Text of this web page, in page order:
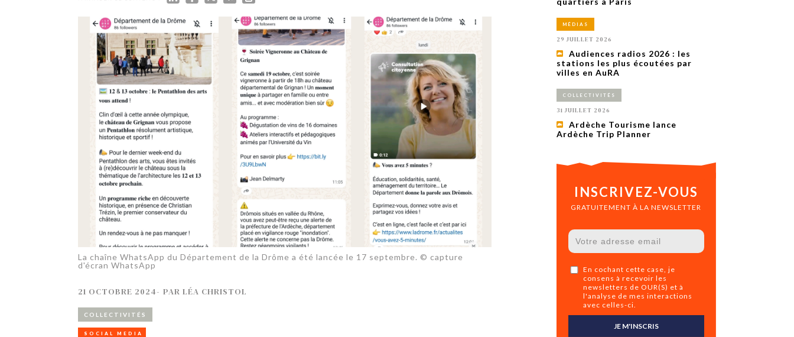
OPINIONS
LA REVUE
ARTICLE
PARTENAIRE
rejoint Sainte-Foy-
lès-Lyon
la déconnexion, en digital et au cinéma.
Alexandra Thizy, sa responsable
marketing et communication, revient sur
la campagne.
M’ABONNER À OURSCOM PENDANT
1 AN
La chaîne WhatsApp du Département de la Drôme a été lancée le 17 septembre. © capture
d'écran WhatsApp
21 OCTOBRE 2024- PARLÉA CHRISTOL
COLLECTIVITÉS
SOCIAL MEDIA
MÉDIAS
29 JUILLET 2026
Audiences radios 2026 : les
stations les plus écoutées par
villes en AuRA
COLLECTIVITÉS
31 JUILLET 2026
Ardèche Tourisme lance
Ardèche Trip Planner
INSCRIVEZ-VOUS
GRATUITEMENT À LA NEWSLETTER
En cochant cette case, je
consens à recevoir les
newsletters de OUR(S) et à
l'analyse de mes interactions
avec celles-ci.
JE M'INSCRIS